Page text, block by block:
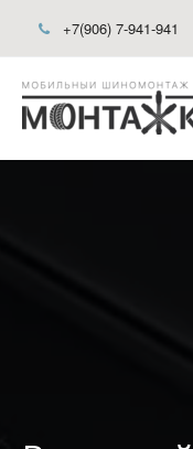
+7(906) 7-941-941